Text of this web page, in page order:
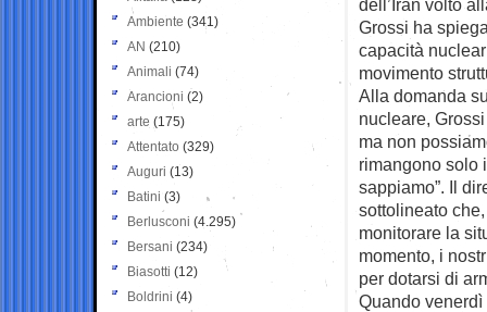
dell’Iran volto
Grossi ha
capacità
movimento
Alla domanda
nucleare,
ma non
rimangono solo
sappiamo”. Il
sottolineato
monitorare la
momento, i
per dotarsi di
Quando venerdì
Ambiente (341)
AN (210)
Animali (74)
Arancioni (2)
arte (175)
Attentato (329)
Auguri (13)
Batini (3)
Berlusconi (4.295)
Bersani (234)
Biasotti (12)
Boldrini (4)